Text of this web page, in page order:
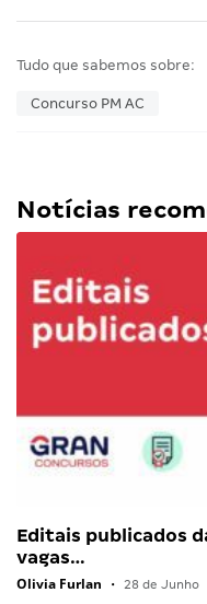
Tudo que sabemos sobre:
Concurso PM AC
Notícias
Editais publicados
vagas…
Olivia Furlan • 28 de Junho